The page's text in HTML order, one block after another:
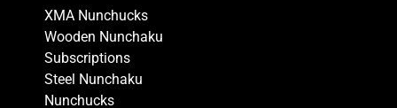
XMA Nunchucks
Wooden Nunchaku
Subscriptions
Steel Nunchaku
Nunchucks